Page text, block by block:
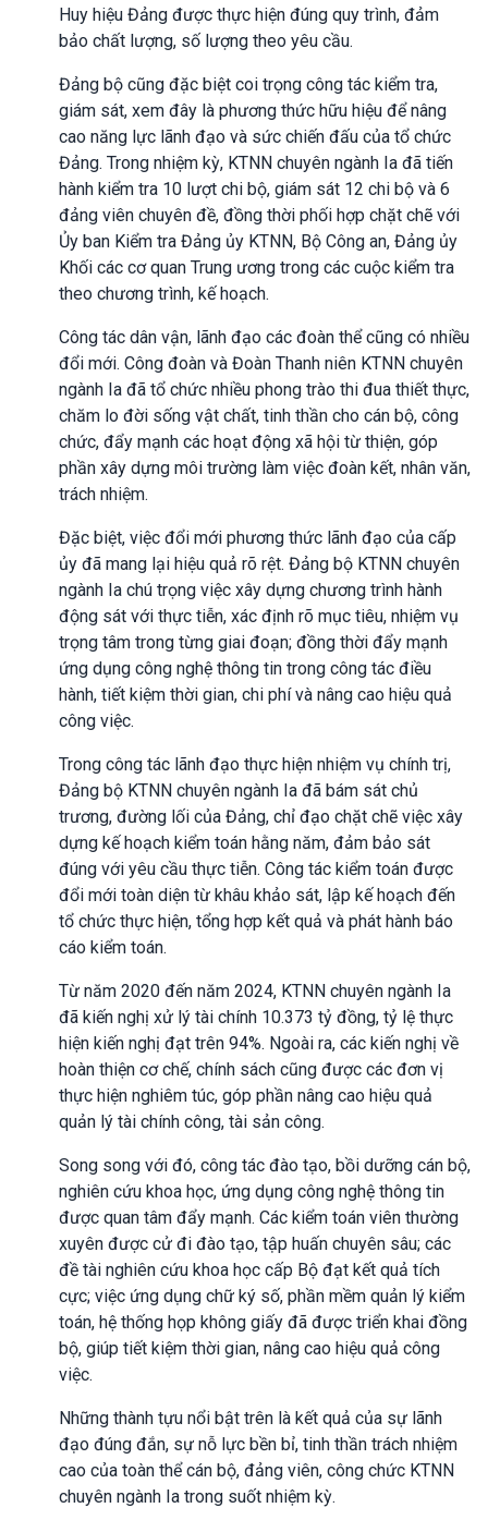
Huy hiệu Đảng được thực hiện đúng quy trình, đảm
bảo chất lượng, số lượng theo yêu cầu.
Đảng bộ cũng đặc biệt coi trọng công tác kiểm tra,
giám sát, xem đây là phương thức hữu hiệu để nâng
cao năng lực lãnh đạo và sức chiến đấu của tổ chức
Đảng. Trong nhiệm kỳ, KTNN chuyên ngành Ia đã tiến
hành kiểm tra 10 lượt chi bộ, giám sát 12 chi bộ và 6
đảng viên chuyên đề, đồng thời phối hợp chặt chẽ với
Ủy ban Kiểm tra Đảng ủy KTNN, Bộ Công an, Đảng ủy
Khối các cơ quan Trung ương trong các cuộc kiểm tra
theo chương trình, kế hoạch.
Công tác dân vận, lãnh đạo các đoàn thể cũng có nhiều
đổi mới. Công đoàn và Đoàn Thanh niên KTNN chuyên
ngành Ia đã tổ chức nhiều phong trào thi đua thiết thực,
chăm lo đời sống vật chất, tinh thần cho cán bộ, công
chức, đẩy mạnh các hoạt động xã hội từ thiện, góp
phần xây dựng môi trường làm việc đoàn kết, nhân văn,
trách nhiệm.
Đặc biệt, việc đổi mới phương thức lãnh đạo của cấp
ủy đã mang lại hiệu quả rõ rệt. Đảng bộ KTNN chuyên
ngành Ia chú trọng việc xây dựng chương trình hành
động sát với thực tiễn, xác định rõ mục tiêu, nhiệm vụ
trọng tâm trong từng giai đoạn; đồng thời đẩy mạnh
ứng dụng công nghệ thông tin trong công tác điều
hành, tiết kiệm thời gian, chi phí và nâng cao hiệu quả
công việc.
Trong công tác lãnh đạo thực hiện nhiệm vụ chính trị,
Đảng bộ KTNN chuyên ngành Ia đã bám sát chủ
trương, đường lối của Đảng, chỉ đạo chặt chẽ việc xây
dựng kế hoạch kiểm toán hằng năm, đảm bảo sát
đúng với yêu cầu thực tiễn. Công tác kiểm toán được
đổi mới toàn diện từ khâu khảo sát, lập kế hoạch đến
tổ chức thực hiện, tổng hợp kết quả và phát hành báo
cáo kiểm toán.
Từ năm 2020 đến năm 2024, KTNN chuyên ngành Ia
đã kiến nghị xử lý tài chính 10.373 tỷ đồng, tỷ lệ thực
hiện kiến nghị đạt trên 94%. Ngoài ra, các kiến nghị về
hoàn thiện cơ chế, chính sách cũng được các đơn vị
thực hiện nghiêm túc, góp phần nâng cao hiệu quả
quản lý tài chính công, tài sản công.
Song song với đó, công tác đào tạo, bồi dưỡng cán bộ,
nghiên cứu khoa học, ứng dụng công nghệ thông tin
được quan tâm đẩy mạnh. Các kiểm toán viên thường
xuyên được cử đi đào tạo, tập huấn chuyên sâu; các
đề tài nghiên cứu khoa học cấp Bộ đạt kết quả tích
cực; việc ứng dụng chữ ký số, phần mềm quản lý kiểm
toán, hệ thống họp không giấy đã được triển khai đồng
bộ, giúp tiết kiệm thời gian, nâng cao hiệu quả công
việc.
Những thành tựu nổi bật trên là kết quả của sự lãnh
đạo đúng đắn, sự nỗ lực bền bỉ, tinh thần trách nhiệm
cao của toàn thể cán bộ, đảng viên, công chức KTNN
chuyên ngành Ia trong suốt nhiệm kỳ.